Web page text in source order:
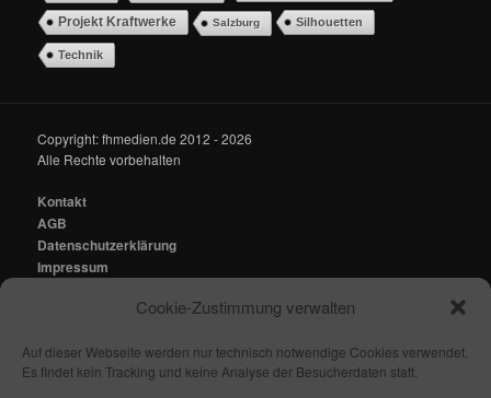
Cookie-Zustimmung verwalten
Auf dieser Webseite werden nur technisch notwendige Cookies verwendet.
Es findet kein Tracking und keine Analyse der Besucherdaten statt.
Projekt Kraftwerke Salzburg Silhouetten
Technik
Copyright: fhmedien.de 2012 - 2026
Alle Rechte vorbehalten
Kontakt
AGB
Datenschutzerklärung
Impressum
mail@fhmedien.de